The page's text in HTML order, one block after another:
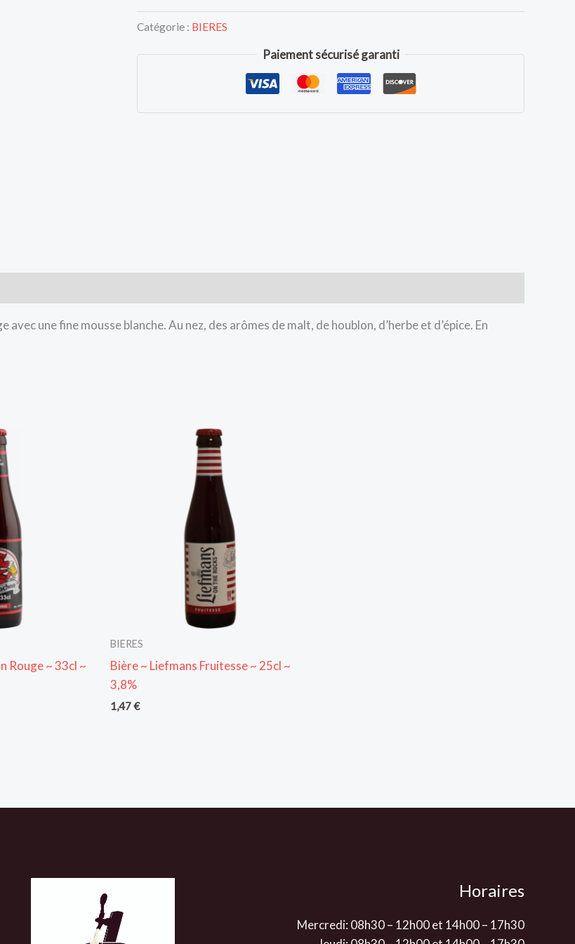
8%
Catégorie : BIERES
Paiement sécurisé garanti
une fine mousse blanche. Au nez, des arômes de malt, de houblon, d’herbe et d’épice. En
Rouge ~ 33cl ~
BIERES
Bière ~ Liefmans Fruitesse ~ 25cl ~
3,8%
1,47€
Horaires
Mercredi: 08h30 – 12h00 et 14h00 – 17h30